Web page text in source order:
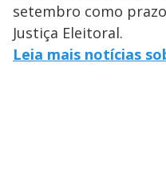
setembro como
Justiça Eleitoral.
Leia mais notícias